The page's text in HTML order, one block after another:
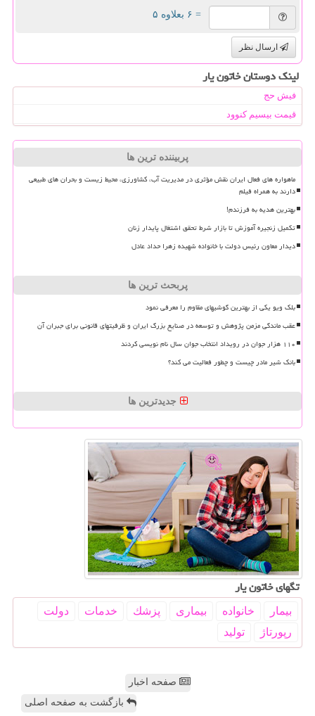
= ۶ بعلاوه ۵
ارسال نظر
لینک دوستان خاتون یار
فیش حج
قیمت بیسیم کنوود
پربیننده ترین ها
ماهواره های فعال ایران نقش مؤثری در مدیریت آب، کشاورزی، محیط زیست و بحران های طبیعی
دارند به همراه فیلم
بهترین هدیه به فرزندم!
تکمیل زنجیره آموزش تا بازار شرط تحقق اشتغال پایدار زنان
دیدار معاون رئیس دولت با خانواده شهیده زهرا حداد عادل
پربحث ترین ها
بلک ویو یکی از بهترین گوشیهای مقاوم را معرفی نمود
عقب ماندگی مزمن پژوهش و توسعه در صنایع بزرگ ایران و ظرفیتهای قانونی برای جبران آن
۱۱۰ هزار جوان در رویداد انتخاب جوان سال نام نویسی کردند
بانک شیر مادر چیست و چطور فعالیت می کند؟
جدیدترین ها
تگهای خاتون یار
بیمار خانواده بیماری پزشك خدمات
دولت
رپورتاژ
تولید
صفحه اخبار
بازگشت به صفحه اصلی